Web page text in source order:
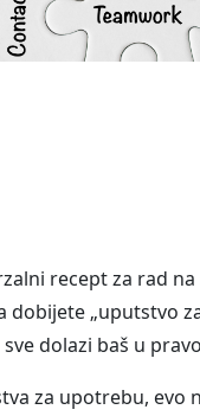
recept za rad
dobijete „uputstvo
dolazi baš u
za upotrebu, evo